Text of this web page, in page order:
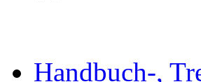
Handbuch-,